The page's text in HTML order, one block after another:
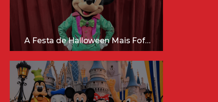
A Festa de Halloween Mais Fofa da Disney Está Chegando!